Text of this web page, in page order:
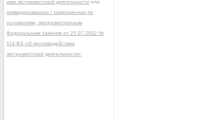
ими экстремистской деятельности или
ликвидированных / запрещённых по
основаниям, предусмотренным
Федеральным законом от 25.07.2002 №
114-ФЗ «О противодействии
экстремистской деятельности»